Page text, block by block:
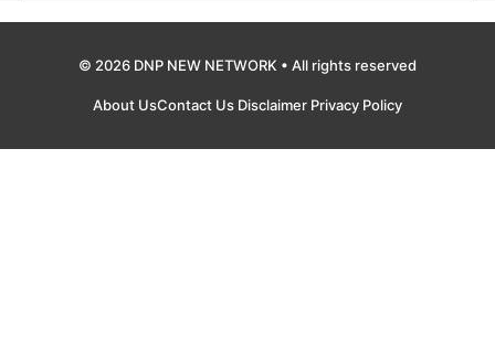
© 2026 DNP NEW NETWORK • All rights reserved
About UsContact Us Disclaimer Privacy Policy